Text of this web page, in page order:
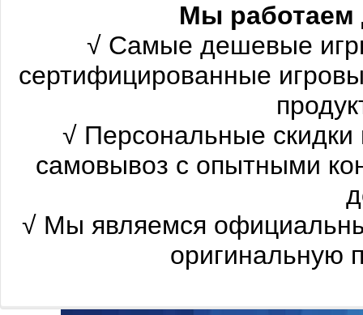
Мы работаем
√ Самые дешевые
сертифицированные
√ Персональные
самовывоз с опытными
√ Мы являемся
оригинальную